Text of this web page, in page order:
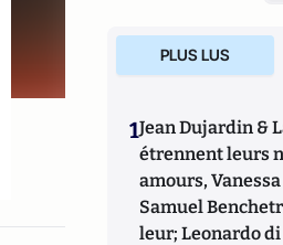
PLUS LUS
1Jean Dujardin &
étrennent leurs
amours,
Samuel
leur; Leonardo